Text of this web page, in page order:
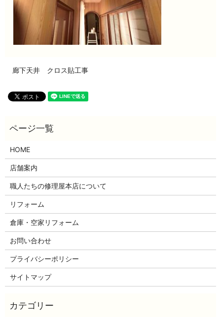
廊下天井 クロス貼工事
HOME
店舗案内
職人たちの修理屋本店について
リフォーム
倉庫・空家リフォーム
お問い合わせ
プライバシーポリシー
サイトマップ